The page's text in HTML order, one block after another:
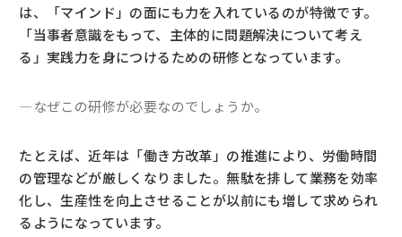
は、「マインド」の面にも力を入れているのが特徴です。
「当事者意識をもって、主体的に問題解決について考え
る」実践力を身につけるための研修となっています。
―なぜこの研修が必要なのでしょうか。
たとえば、近年は「働き方改革」の推進により、労働時間
の管理などが厳しくなりました。無駄を排して業務を効率
化し、生産性を向上させることが以前にも増して求められ
るようになっています。